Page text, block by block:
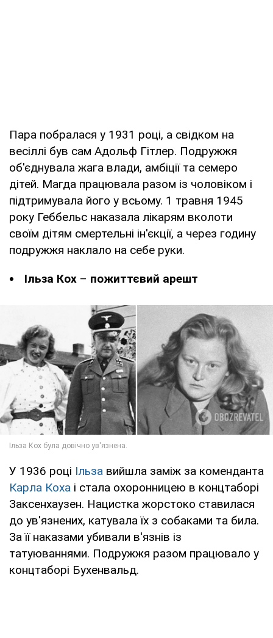
Пара побралася у 1931 році, а свідком на
весіллі був сам Адольф Гітлер. Подружжя
об'єднувала жага влади, амбіції та семеро
дітей. Магда працювала разом із чоловіком і
підтримувала його у всьому. 1 травня 1945
року Геббельс наказала лікарям вколоти
своїм дітям смертельні ін'єкції, а через годину
подружжя наклало на себе руки.
Ільза Кох – пожиттєвий арешт
У 1936 році Ільза вийшла заміж за коменданта
Карла Коха і стала охоронницею в концтаборі
Заксенхаузен. Нацистка жорстоко ставилася
до ув'язнених, катувала їх з собаками та била.
За її наказами убивали в'язнів із
татуюваннями. Подружжя разом працювало у
концтаборі Бухенвальд.